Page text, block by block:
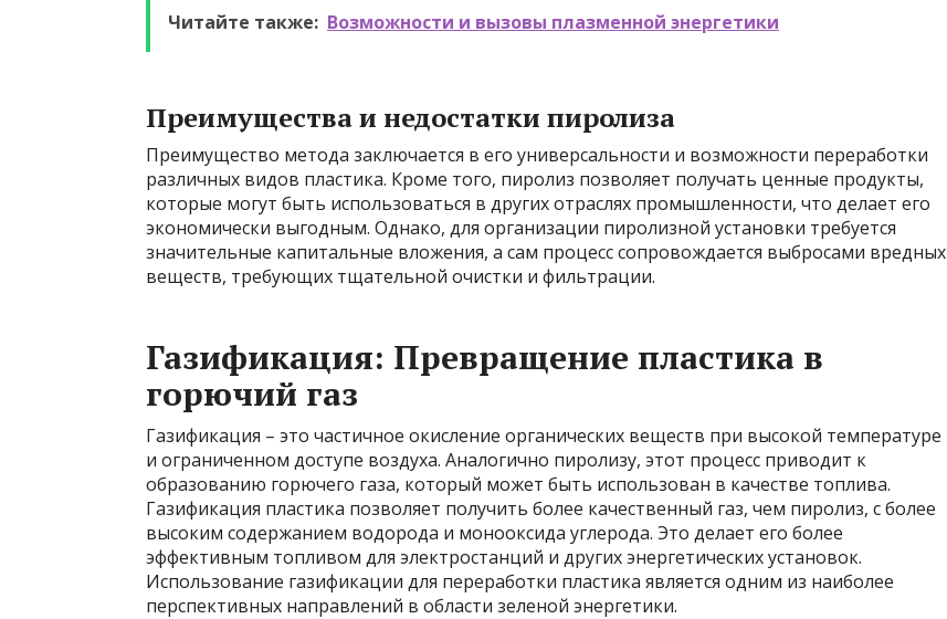
Читайте также: Возможности и вызовы плазменной энергетики
Преимущества и недостатки пиролиза
Преимущество метода заключается в его универсальности и возможности переработки
различных видов пластика. Кроме того, пиролиз позволяет получать ценные продукты,
которые могут быть использоваться в других отраслях промышленности, что делает его
экономически выгодным. Однако, для организации пиролизной установки требуется
значительные капитальные вложения, а сам процесс сопровождается выбросами вредных
веществ, требующих тщательной очистки и фильтрации.
Газификация: Превращение пластика в
горючий газ
Газификация – это частичное окисление органических веществ при высокой температуре
и ограниченном доступе воздуха. Аналогично пиролизу, этот процесс приводит к
образованию горючего газа, который может быть использован в качестве топлива.
Газификация пластика позволяет получить более качественный газ, чем пиролиз, с более
высоким содержанием водорода и монооксида углерода. Это делает его более
эффективным топливом для электростанций и других энергетических установок.
Использование газификации для переработки пластика является одним из наиболее
перспективных направлений в области зеленой энергетики.